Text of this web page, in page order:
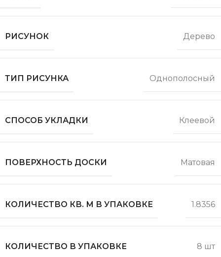
РИСУНОК Дерево
ТИП РИСУНКА Однополосный
СПОСОБ УКЛАДКИ Клеевой
ПОВЕРХНОСТЬ ДОСКИ Матовая
КОЛИЧЕСТВО КВ. М В УПАКОВКЕ 1.8356
КОЛИЧЕСТВО В УПАКОВКЕ 8 шт